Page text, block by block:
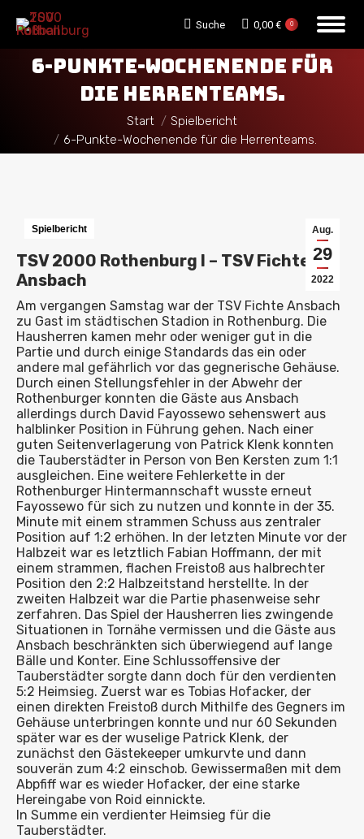
Search:
Suche 0,00 € 0
6-PUNKTE-WOCHENENDE FÜR
DIE HERRENTEAMS.
Sie befinden sich hier:
Start
Spielbericht
6-Punkte-Wochenende für die Herrenteams.
Aug.
29
2022
Spielbericht
TSV 2000 Rothenburg I – TSV Fichte
Ansbach
Am vergangen Samstag war der TSV Fichte Ansbach
zu Gast im städtischen Stadion in Rothenburg. Die
Hausherren kamen mehr oder weniger gut in die
Partie und durch einige Standards das ein oder
andere mal gefährlich vor das gegnerische Gehäuse.
Durch einen Stellungsfehler in der Abwehr der
Rothenburger konnten die Gäste aus Ansbach
allerdings durch David Fayossewo sehenswert aus
halblinker Position in Führung gehen. Nach einer
guten Seitenverlagerung von Patrick Klenk konnten
die Tauberstädter in Person von Ben Kersten zum 1:1
ausgleichen. Eine weitere Fehlerkette in der
Rothenburger Hintermannschaft wusste erneut
Fayossewo für sich zu nutzen und konnte in der 35.
Minute mit einem strammen Schuss aus zentraler
Position auf 1:2 erhöhen. In der letzten Minute vor der
Halbzeit war es letztlich Fabian Hoffmann, der mit
einem strammen, flachen Freistoß aus halbrechter
Position den 2:2 Halbzeitstand herstellte. In der
zweiten Halbzeit war die Partie phasenweise sehr
zerfahren. Das Spiel der Hausherren lies zwingende
Situationen in Tornähe vermissen und die Gäste aus
Ansbach beschränkten sich überwiegend auf lange
Bälle und Konter. Eine Schlussoffensive der
Tauberstädter sorgte dann doch für den verdienten
5:2 Heimsieg. Zuerst war es Tobias Hofacker, der
einen direkten Freistoß durch Mithilfe des Gegners im
Gehäuse unterbringen konnte und nur 60 Sekunden
später war es der wuselige Patrick Klenk, der
zunächst den Gästekeeper umkurvte und dann
souverän zum 4:2 einschob. Gewissermaßen mit dem
Abpfiff war es wieder Hofacker, der eine starke
Hereingabe von Roid einnickte.
In Summe ein verdienter Heimsieg für die
Tauberstädter.